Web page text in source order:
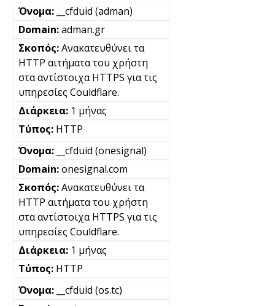
__cfduid (adman)
adman.gr
Ανακατευθύνει τα
HTTP αιτήματα του χρήστη
στα αντίστοιχα HTTPS για τις
υπηρεσίες Couldflare.
1 μήνας
HTTP
__cfduid (onesignal)
onesignal.com
Ανακατευθύνει τα
HTTP αιτήματα του χρήστη
στα αντίστοιχα HTTPS για τις
υπηρεσίες Couldflare.
1 μήνας
HTTP
__cfduid (os.tc)